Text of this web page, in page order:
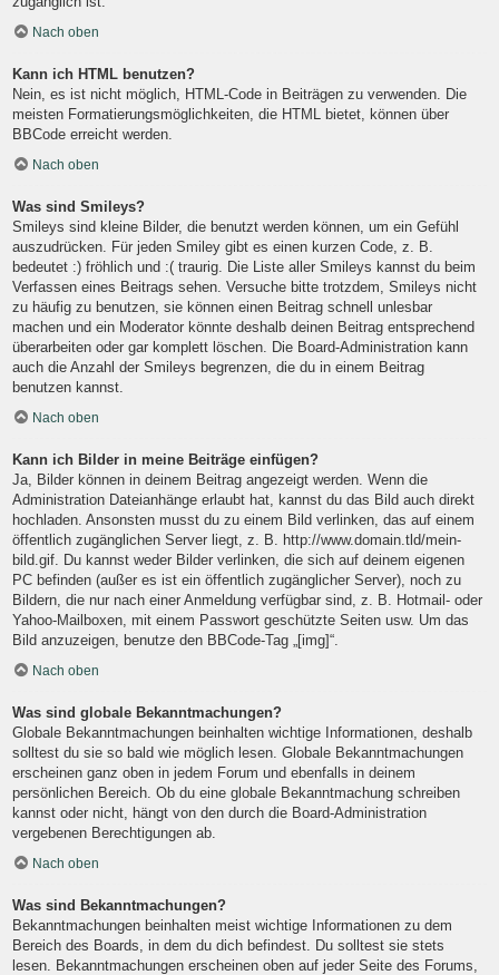
Nach oben
Kann ich HTML benutzen?
Nein, es ist nicht möglich, HTML-Code in Beiträgen zu verwenden. Die
meisten Formatierungsmöglichkeiten, die HTML bietet, können über
BBCode erreicht werden.
Nach oben
Was sind Smileys?
Smileys sind kleine Bilder, die benutzt werden können, um ein Gefühl
auszudrücken. Für jeden Smiley gibt es einen kurzen Code, z. B.
bedeutet :) fröhlich und :( traurig. Die Liste aller Smileys kannst du beim
Verfassen eines Beitrags sehen. Versuche bitte trotzdem, Smileys nicht
zu häufig zu benutzen, sie können einen Beitrag schnell unlesbar
machen und ein Moderator könnte deshalb deinen Beitrag entsprechend
überarbeiten oder gar komplett löschen. Die Board-Administration kann
auch die Anzahl der Smileys begrenzen, die du in einem Beitrag
benutzen kannst.
Nach oben
Kann ich Bilder in meine Beiträge einfügen?
Ja, Bilder können in deinem Beitrag angezeigt werden. Wenn die
Administration Dateianhänge erlaubt hat, kannst du das Bild auch direkt
hochladen. Ansonsten musst du zu einem Bild verlinken, das auf einem
öffentlich zugänglichen Server liegt, z. B. http://www.domain.tld/mein-
bild.gif. Du kannst weder Bilder verlinken, die sich auf deinem eigenen
PC befinden (außer es ist ein öffentlich zugänglicher Server), noch zu
Bildern, die nur nach einer Anmeldung verfügbar sind, z. B. Hotmail- oder
Yahoo-Mailboxen, mit einem Passwort geschützte Seiten usw. Um das
Bild anzuzeigen, benutze den BBCode-Tag „[img]“.
Nach oben
Was sind globale Bekanntmachungen?
Globale Bekanntmachungen beinhalten wichtige Informationen, deshalb
solltest du sie so bald wie möglich lesen. Globale Bekanntmachungen
erscheinen ganz oben in jedem Forum und ebenfalls in deinem
persönlichen Bereich. Ob du eine globale Bekanntmachung schreiben
kannst oder nicht, hängt von den durch die Board-Administration
vergebenen Berechtigungen ab.
Nach oben
Was sind Bekanntmachungen?
Bekanntmachungen beinhalten meist wichtige Informationen zu dem
Bereich des Boards, in dem du dich befindest. Du solltest sie stets
lesen. Bekanntmachungen erscheinen oben auf jeder Seite des Forums,